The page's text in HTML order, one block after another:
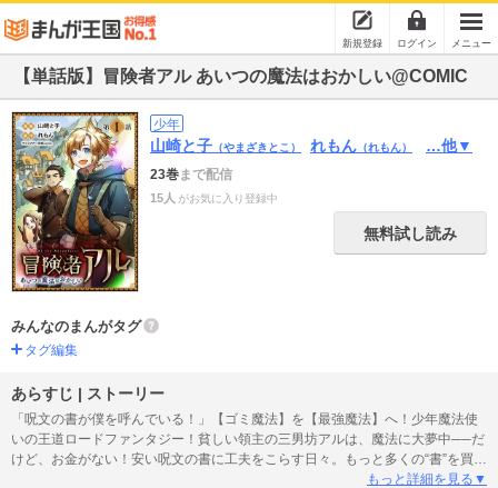
新規登録 ログイン メニュー
【単話版】冒険者アル あいつの魔法はおかしい@COMIC
少年
山崎と子 （やまざきとこ） れもん （れもん） …他▼
23巻まで配信
15人 がお気に入り登録中
無料試し読み
みんなのまんがタグ
タグ編集
あらすじ | ストーリー
「呪文の書が僕を呼んでいる！」【ゴミ魔法】を【最強魔法】へ！少年魔法使
いの王道ロードファンタジー！貧しい領主の三男坊アルは、魔法に大夢中──だ
けど、お金がない！安い呪文の書に工夫をこらす日々。もっと多くの“書”を買い
集めようと、冒険者になった彼は、隠された太古の大賢者・テンペストの墓を
もっと詳細を見る▼